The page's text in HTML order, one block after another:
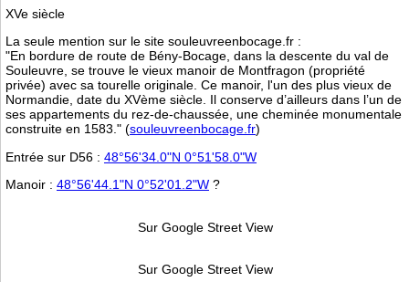
XVe siècle
La seule mention sur le site souleuvreenbocage.fr :
"En bordure de route de Bény-Bocage, dans la descente du val de
Souleuvre, se trouve le vieux manoir de Montfragon (propriété
privée) avec sa tourelle originale. Ce manoir, l'un des plus vieux de
Normandie, date du XVème siècle. Il conserve d’ailleurs dans l’un de
ses appartements du rez-de-chaussée, une cheminée monumentale
construite en 1583." (souleuvreenbocage.fr)
Entrée sur D56 : 48°56'34.0"N 0°51'58.0"W
Manoir : 48°56'44.1"N 0°52'01.2"W ?
Sur Google Street View
Sur Google Street View